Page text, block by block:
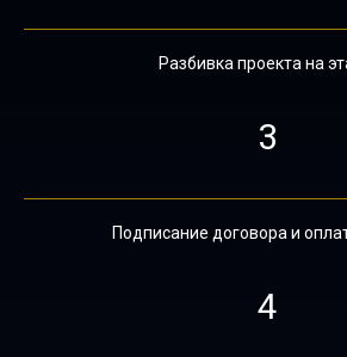
Разбивка проекта на
3
Подписание договора и
4